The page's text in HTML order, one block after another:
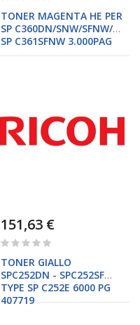
TONER MAGENTA HE PER
SP C360DN/SNW/SFNW/
SP C361SFNW 3.000PAG
151,63 €
Rating:
TONER GIALLO
SPC252DN - SPC252SF
TYPE SP C252E 6000 PG
407719